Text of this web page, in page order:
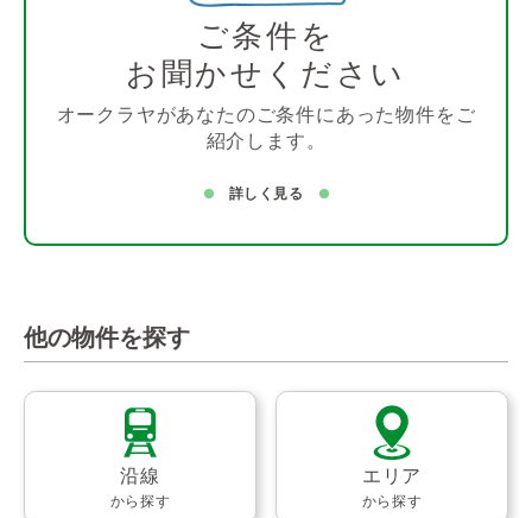
ご条件を
お聞かせください
オークラヤがあなたのご条件にあった物件をご
紹介します。
詳しく見る
他の物件を探す
沿線
から探す
エリア
から探す